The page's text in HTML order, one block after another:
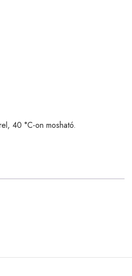
40 °C-on mosható.